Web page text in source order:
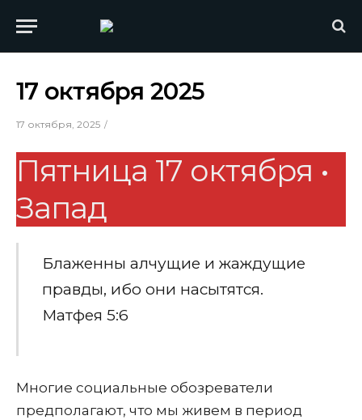
17 октября 2025
17 октября, 2025
Пятница 17 октября •
Запад
Блаженны алчущие и жаждущие
правды, ибо они насытятся.
Матфея 5:6
Многие социальные обозреватели
предполагают, что мы живем в период